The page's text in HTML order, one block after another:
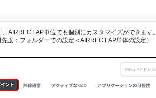
AIRRECT AP単位でも個別にカスタマイズができます。
度：フォルダーでの設定＜AIRRECT AP単体の設定）